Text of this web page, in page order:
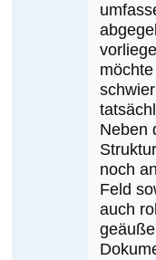
Neben
noch
Feld
auch